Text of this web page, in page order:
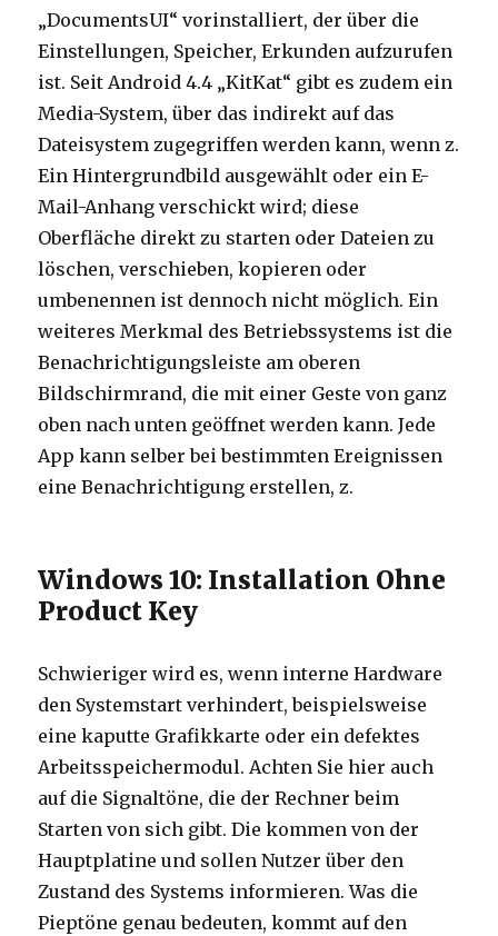
„DocumentsUI“ vorinstalliert, der über die
Einstellungen, Speicher, Erkunden aufzurufen
ist. Seit Android 4.4 „KitKat“ gibt es zudem ein
Media-System, über das indirekt auf das
Dateisystem zugegriffen werden kann, wenn z.
Ein Hintergrundbild ausgewählt oder ein E-
Mail-Anhang verschickt wird; diese
Oberfläche direkt zu starten oder Dateien zu
löschen, verschieben, kopieren oder
umbenennen ist dennoch nicht möglich. Ein
weiteres Merkmal des Betriebssystems ist die
Benachrichtigungsleiste am oberen
Bildschirmrand, die mit einer Geste von ganz
oben nach unten geöffnet werden kann. Jede
App kann selber bei bestimmten Ereignissen
eine Benachrichtigung erstellen, z.
Windows 10: Installation Ohne
Product Key
Schwieriger wird es, wenn interne Hardware
den Systemstart verhindert, beispielsweise
eine kaputte Grafikkarte oder ein defektes
Arbeitsspeichermodul. Achten Sie hier auch
auf die Signaltöne, die der Rechner beim
Starten von sich gibt. Die kommen von der
Hauptplatine und sollen Nutzer über den
Zustand des Systems informieren. Was die
Pieptöne genau bedeuten, kommt auf den